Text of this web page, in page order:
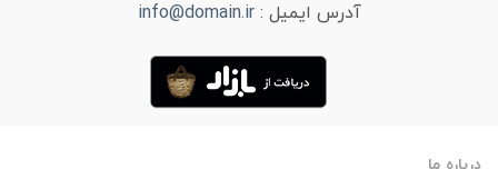
آدرس ایمیل :info@domain.ir